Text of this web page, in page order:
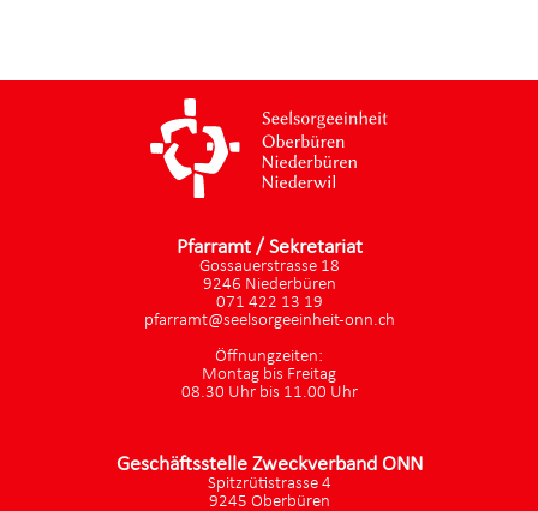
Pfarramt / Sekretariat
Gossauerstrasse 18
9246 Niederbüren
071 422 13 19
pfarramt@seelsorgeeinheit-onn.ch
Öffnungzeiten:
Montag bis Freitag
08.30 Uhr bis 11.00 Uhr
Geschäftsstelle Zweckverband ONN
Spitzrütistrasse 4
9245 Oberbüren